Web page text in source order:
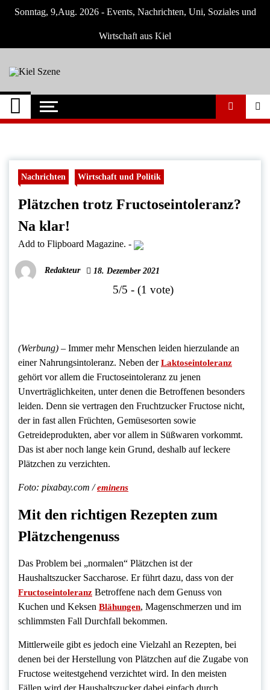
Skip
Sonntag, 9,Aug. 2026 - Events, Nachrichten, Uni, Soziales und
Wirtschaft aus Kiel
Kiel Szene
Neuigkeiten und Nachrichten aus Kiel und
Umgebung
Nachrichten Wirtschaft und Politik
Plätzchen trotz Fructoseintoleranz?
Na klar!
Add to Flipboard Magazine. -
Redakteur 18. Dezember 2021
5/5 - (1 vote)
(Werbung) – Immer mehr Menschen leiden hierzulande an
einer Nahrungsintoleranz. Neben derLaktoseintoleranz
gehört vor allem die Fructoseintoleranz zu jenen
Unverträglichkeiten, unter denen die Betroffenen besonders
leiden. Denn sie vertragen den Fruchtzucker Fructose nicht,
der in fast allen Früchten, Gemüsesorten sowie
Getreideprodukten, aber vor allem in Süßwaren vorkommt.
Das ist aber noch lange kein Grund, deshalb auf leckere
Plätzchen zu verzichten.
Foto: pixabay.com /eminens
Mit den richtigen Rezepten zum
Plätzchengenuss
Das Problem bei „normalen“ Plätzchen ist der
Haushaltszucker Saccharose. Er führt dazu, dass von der
Fructoseintoleranz Betroffene nach dem Genuss von
Kuchen und Keksen Blähungen, Magenschmerzen und im
schlimmsten Fall Durchfall bekommen.
Mittlerweile gibt es jedoch eine Vielzahl an Rezepten, bei
denen bei der Herstellung von Plätzchen auf die Zugabe von
Fructose weitestgehend verzichtet wird. In den meisten